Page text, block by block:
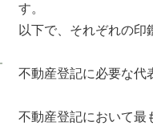
す。
以下で、それぞれの印
不動産登記に必要な代
不動産登記において最